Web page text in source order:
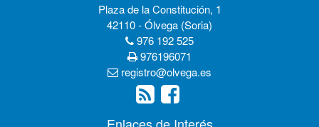
Plaza de la Constitución, 1
42110 - Ólvega (Soria)
976 192 525
976196071
registro@olvega.es